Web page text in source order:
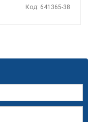
Код: 641365-38